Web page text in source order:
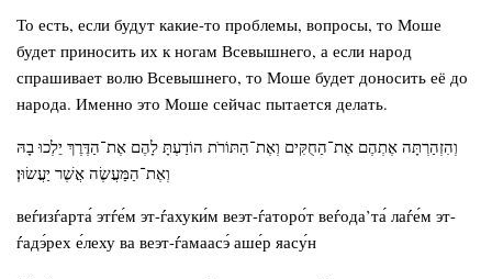
То есть, если будут какие-то проблемы, вопросы, то Моше
будет приносить их к ногам Всевышнего, а если народ
спрашивает волю Всевышнего, то Моше будет доносить её до
народа. Именно это Моше сейчас пытается делать.
וְהִזְהַרְתָּה אֶתְהֶם אֶת־הַחֻקִּים וְאֶת־הַתּוֹרֹת הוֹדַעְתָּ לָהֶם אֶת־הַדֶּרֶךְ יֵלְכוּ בָהּ
וְאֶת־הַמַּעֲשֶׂה אֲשֶׁר יַעֲשׂוּן׃
веѓизѓарта́ этѓе́м эт-ѓахуки́м веэт-ѓаторо́т веѓода’та́ лаѓе́м эт-
ѓадэ́рех е́леху ва веэт-ѓамаасэ́ аше́р яасу́н